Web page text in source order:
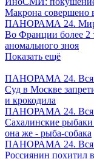
Макрона совершено
ПАНОРАМА 24.
Во Франции более 2
аномального зноя
Показать ещё
ПАНОРАМА 24. Вся
Суд в Москве
и крокодила
ПАНОРАМА 24. Вся
Сахалинские
она же - рыба-собака
ПАНОРАМА 24. Вся
Россиянин похитил